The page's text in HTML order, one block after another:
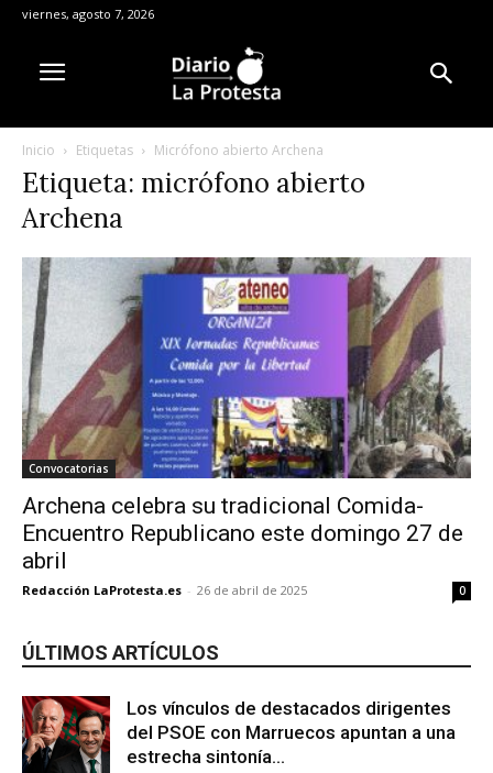
viernes, agosto 7, 2026
Inicio Etiquetas Micrófono abierto Archena
Etiqueta: micrófono abierto
Archena
Convocatorias
Archena celebra su tradicional Comida-
Encuentro Republicano este domingo 27 de
abril
Redacción LaProtesta.es - 26 de abril de 2025 0
ÚLTIMOS ARTÍCULOS
Los vínculos de destacados dirigentes
del PSOE con Marruecos apuntan a una
estrecha sintonía...